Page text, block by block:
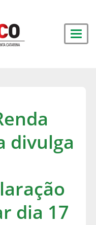
divulga
dia 17